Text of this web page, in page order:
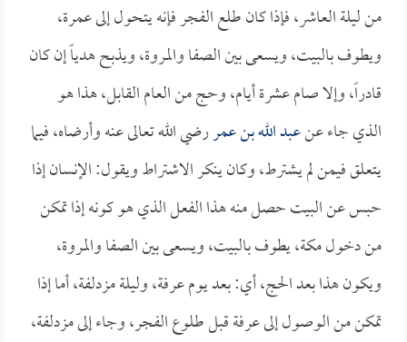
من ليلة العاشر، فإذا كان طلع الفجر فإنه يتحول إلى عمرة،
ويطوف بالبيت، ويسعى بين الصفا والمروة، ويذبح هدياً إن كان
قادراً، وإلا صام عشرة أيام، وحج من العام القابل، هذا هو
الذي جاء عنعبد الله بن عمررضي الله تعالى عنه وأرضاه، فيما
يتعلق فيمن لم يشترط، وكان ينكر الاشتراط ويقول: الإنسان إذا
حبس عن البيت حصل منه هذا الفعل الذي هو كونه إذا تمكن
من دخول مكة، يطوف بالبيت، ويسعى بين الصفا والمروة،
ويكون هذا بعد الحج، أي: بعد يوم عرفة، وليلة مزدلفة، أما إذا
تمكن من الوصول إلى عرفة قبل طلوع الفجر، وجاء إلى مزدلفة،